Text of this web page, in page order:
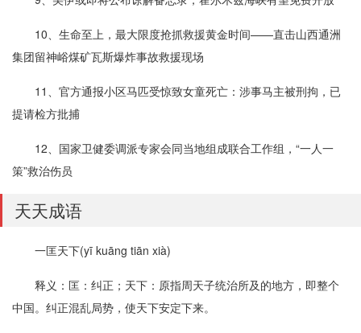
10、生命至上，最大限度抢抓救援黄金时间——直击山西通洲
集团留神峪煤矿瓦斯爆炸事故救援现场
11、官方通报小区马匹受惊致女童死亡：涉事马主被刑拘，已
提请检方批捕
12、国家卫健委调派专家会同当地组成联合工作组，“一人一
策”救治伤员
天天成语
一匡天下(yī kuāng tiān xià)
释义：匡：纠正；天下：原指周天子统治所及的地方，即整个
中国。纠正混乱局势，使天下安定下来。